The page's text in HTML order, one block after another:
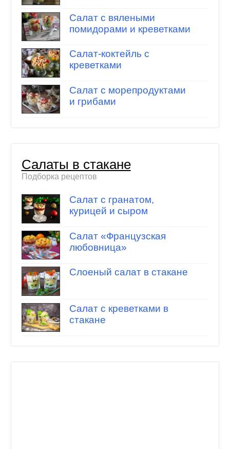
Салат с вялеными
помидорами и креветками
Салат-коктейль с
креветками
Салат с морепродуктами
и грибами
Салаты в стакане
Подборка рецептов
Салат с гранатом,
курицей и сыром
Салат «Французская
любовница»
Слоеный салат в стакане
Салат с креветками в
стакане